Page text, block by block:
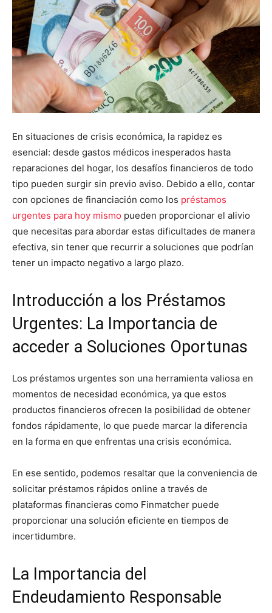
En situaciones de crisis económica, la rapidez es
esencial: desde gastos médicos inesperados hasta
reparaciones del hogar, los desafíos financieros de todo
tipo pueden surgir sin previo aviso. Debido a ello, contar
con opciones de financiación como los préstamos
urgentes para hoy mismo pueden proporcionar el alivio
que necesitas para abordar estas dificultades de manera
efectiva, sin tener que recurrir a soluciones que podrían
tener un impacto negativo a largo plazo.
Introducción a los Préstamos
Urgentes: La Importancia de
acceder a Soluciones Oportunas
Los préstamos urgentes son una herramienta valiosa en
momentos de necesidad económica, ya que estos
productos financieros ofrecen la posibilidad de obtener
fondos rápidamente, lo que puede marcar la diferencia
en la forma en que enfrentas una crisis económica.
En ese sentido, podemos resaltar que la conveniencia de
solicitar préstamos rápidos online a través de
plataformas financieras como Finmatcher puede
proporcionar una solución eficiente en tiempos de
incertidumbre.
La Importancia del
Endeudamiento Responsable